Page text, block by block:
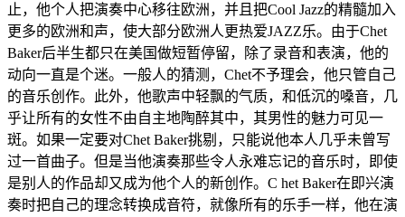
止，他个人把演奏中心移往欧洲，并且把Cool Jazz的精髓加入
更多的欧洲和声，使大部分欧洲人更热爱JAZZ乐。由于Chet
Baker后半生都只在美国做短暂停留，除了录音和表演，他的
动向一直是个迷。一般人的猜测，Chet不予理会，他只管自己
的音乐创作。此外，他歌声中轻飘的气质，和低沉的嗓音，几
乎让所有的女性不由自主地陶醉其中，其男性的魅力可见一
斑。如果一定要对Chet Baker挑剔，只能说他本人几乎未曾写
过一首曲子。但是当他演奏那些令人永难忘记的音乐时，即使
是别人的作品却又成为他个人的新创作。C het Baker在即兴演
奏时把自己的理念转换成音符，就像所有的乐手一样，他在演